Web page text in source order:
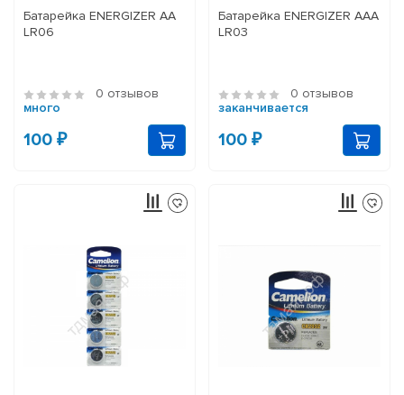
Батарейка ENERGIZER АА
LR06
0 отзывов
много
100 ₽
Батарейка ENERGIZER ААА
LR03
0 отзывов
заканчивается
100 ₽